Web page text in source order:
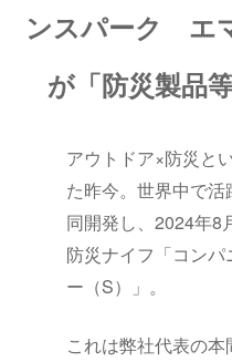
ンスパーク エ
が「防災製品
アウトドア×防災と
た昨今。世界中で
同開発し、2024年8
防災ナイフ「コン
ー（S）」。
これは弊社代表の